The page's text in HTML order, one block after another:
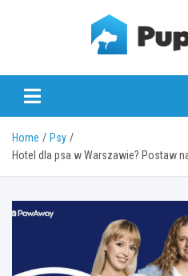
Home
Psy
Hotel dla psa w Warszawie? Postaw